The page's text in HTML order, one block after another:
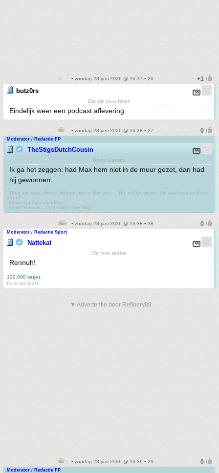
• zondag 28 juni 2026 @ 16:37 • 26
butz0rs
Dat zijn jouw feiten
Eindelijk weer een podcast aflevering
• zondag 28 juni 2026 @ 16:38 • 27
Moderator / Redactie FP
TheStigsDutchCousin
Brabo Bastard
Ik ga het zeggen: had Max hem niet in de muur gezet, dan had
hij gewonnen.
"They are rage. Brutal, without mercy. But you.... You will be worse. Rip and tear, until it is
done!"
"Omae wa mou shindeiru."
"All we know is... he's called The Stig!"
• zondag 28 juni 2026 @ 16:38 • 28
Moderator / Redactie Sport
Nattekat
De roze zeekat
Rennuh!
100.000 katjes
Fuck the EBU!
▼ Advertentie door Refinery89
• zondag 28 juni 2026 @ 16:39 • 29
Moderator / Redactie FP